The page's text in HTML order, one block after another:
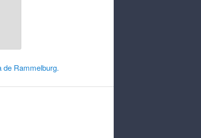
de Rammelburg.